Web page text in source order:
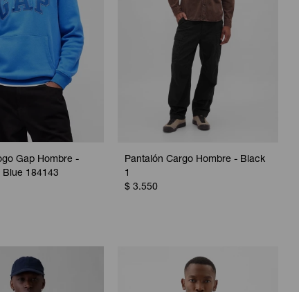
Gap Hombre -
Blue 184143
Pantalón Cargo Hombre - Black
1
$ 3.550